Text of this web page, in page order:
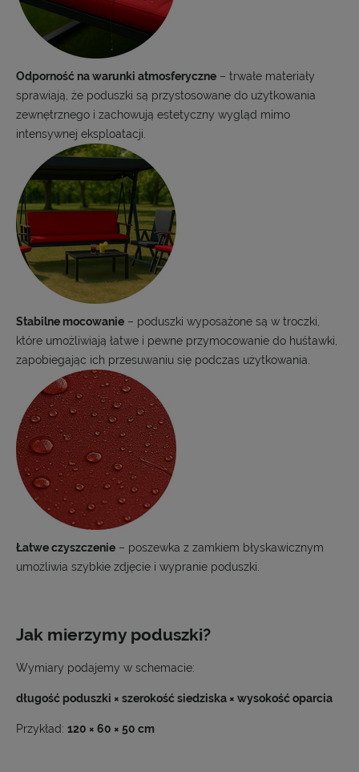
Odporność na warunki atmosferyczne – trwałe materiały
sprawiają, że poduszki są przystosowane do użytkowania
zewnętrznego i zachowują estetyczny wygląd mimo
intensywnej eksploatacji.
Stabilne mocowanie – poduszki wyposażone są w troczki,
które umożliwiają łatwe i pewne przymocowanie do huśtawki,
zapobiegając ich przesuwaniu się podczas użytkowania.
Łatwe czyszczenie – poszewka z zamkiem błyskawicznym
umożliwia szybkie zdjęcie i wypranie poduszki.
Jak mierzymy poduszki?
Wymiary podajemy w schemacie:
długość poduszki × szerokość siedziska × wysokość oparcia
Przykład: 120 × 60 × 50 cm